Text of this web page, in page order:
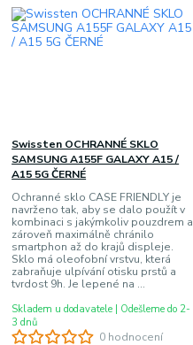
0 hodnocení
Swissten OCHRANNÉ SKLO
SAMSUNG A155F GALAXY A15 /
A15 5G ČERNÉ
Ochranné sklo CASE FRIENDLY je
navrženo tak, aby se dalo použít v
kombinaci s jakýmkoliv pouzdrem a
zároveň maximálně chránilo
smartphon až do krajů displeje.
Sklo má oleofobní vrstvu, která
zabraňuje ulpívání otisku prstů a
tvrdost 9h. Je lepené na ...
Skladem u dodavatele | Odešleme do 2-
3 dnů